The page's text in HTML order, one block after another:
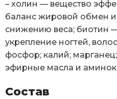
– холин — вещество
баланс жировой обмен и
снижению веса; биотин
укрепление ногтей,
фосфор; калий;
эфирные масла и
Состав